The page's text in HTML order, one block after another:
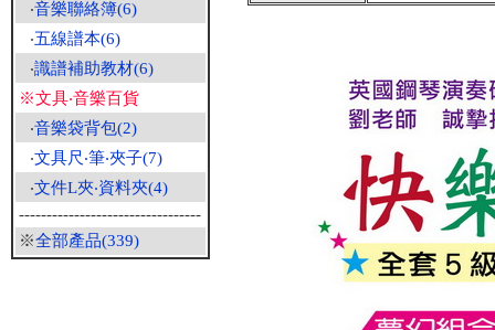
‧音樂聯絡簿(6)
‧五線譜本(6)
‧識譜補助教材(6)
※文具‧音樂百貨
‧音樂袋背包(2)
‧文具尺‧筆‧夾子(7)
‧文件L夾‧資料夾(4)
---------------------------------
※全部產品(339)